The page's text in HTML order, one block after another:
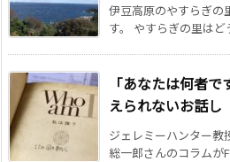
伊豆高原のやすらぎの
す。 やすらぎの里はど
「あなたは何者
えられないお話し
ジェレミーハンター教
総一郎さんのコラムが